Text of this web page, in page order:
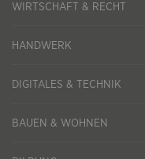
WIRTSCHAFT & RECHT
HANDWERK
DIGITALES & TECHNIK
BAUEN & WOHNEN